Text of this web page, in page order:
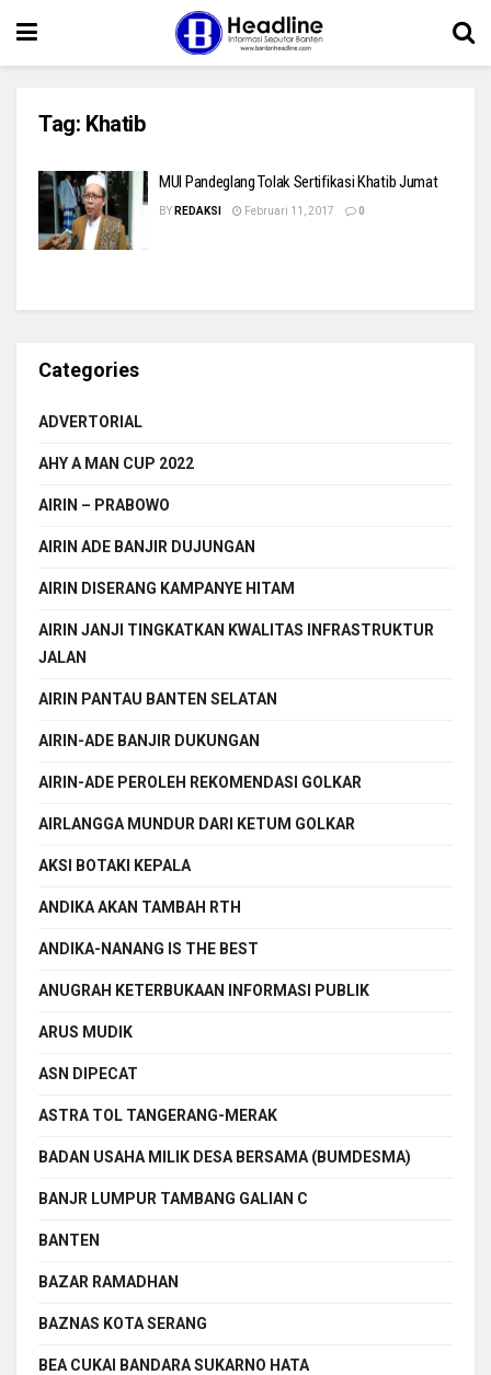
Tag: Khatib
MUI Pandeglang Tolak Sertifikasi Khatib Jumat
BY REDAKSI Februari 11, 2017 0
Categories
ADVERTORIAL
AHY A MAN CUP 2022
AIRIN – PRABOWO
AIRIN ADE BANJIR DUJUNGAN
AIRIN DISERANG KAMPANYE HITAM
AIRIN JANJI TINGKATKAN KWALITAS INFRASTRUKTUR
JALAN
AIRIN PANTAU BANTEN SELATAN
AIRIN-ADE BANJIR DUKUNGAN
AIRIN-ADE PEROLEH REKOMENDASI GOLKAR
AIRLANGGA MUNDUR DARI KETUM GOLKAR
AKSI BOTAKI KEPALA
ANDIKA AKAN TAMBAH RTH
ANDIKA-NANANG IS THE BEST
ANUGRAH KETERBUKAAN INFORMASI PUBLIK
ARUS MUDIK
ASN DIPECAT
ASTRA TOL TANGERANG-MERAK
BADAN USAHA MILIK DESA BERSAMA (BUMDESMA)
BANJR LUMPUR TAMBANG GALIAN C
BANTEN
BAZAR RAMADHAN
BAZNAS KOTA SERANG
BEA CUKAI BANDARA SUKARNO HATA